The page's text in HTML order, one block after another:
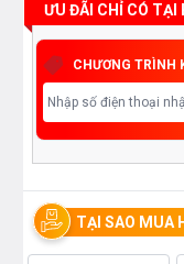
ƯU ĐÃI CHỈ CÓ TẠI
CHƯƠNG TRÌNH
TẠI SAO MUA